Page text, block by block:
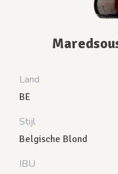
Land
BE
Stijl
Belgische Blond
IBU